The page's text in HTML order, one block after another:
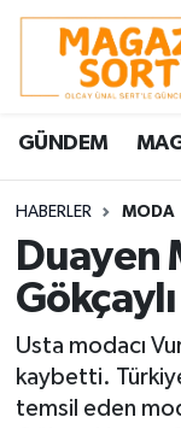
GÜNDEM
HABERLER MODA
Duayen
Usta modacı
kaybetti.
temsil eden
Nöbetçi
Hava
Trafik
Süper Lig
Tüm
Son Dakika